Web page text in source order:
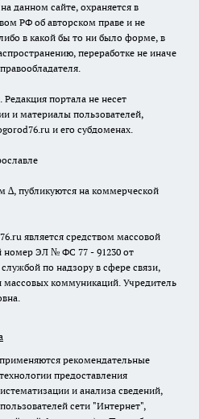
данном сайте, охраняется в
РФ об авторском праве и не
в какой бы то ни было форме, в
переработке не иначе
Редакция портала не несет
и материалы пользователей,
и его субдоменах.
публикуются на коммерческой
является средством массовой
ЭЛ № ФС 77 - 91230 от
по надзору в сфере связи,
коммуникаций. Учредитель
рекомендательные
предоставления
и анализа сведений,
сети "Интернет",